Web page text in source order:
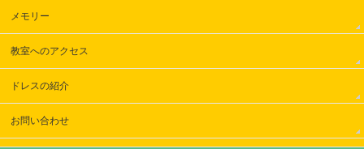
メモリー
教室へのアクセス
ドレスの紹介
お問い合わせ